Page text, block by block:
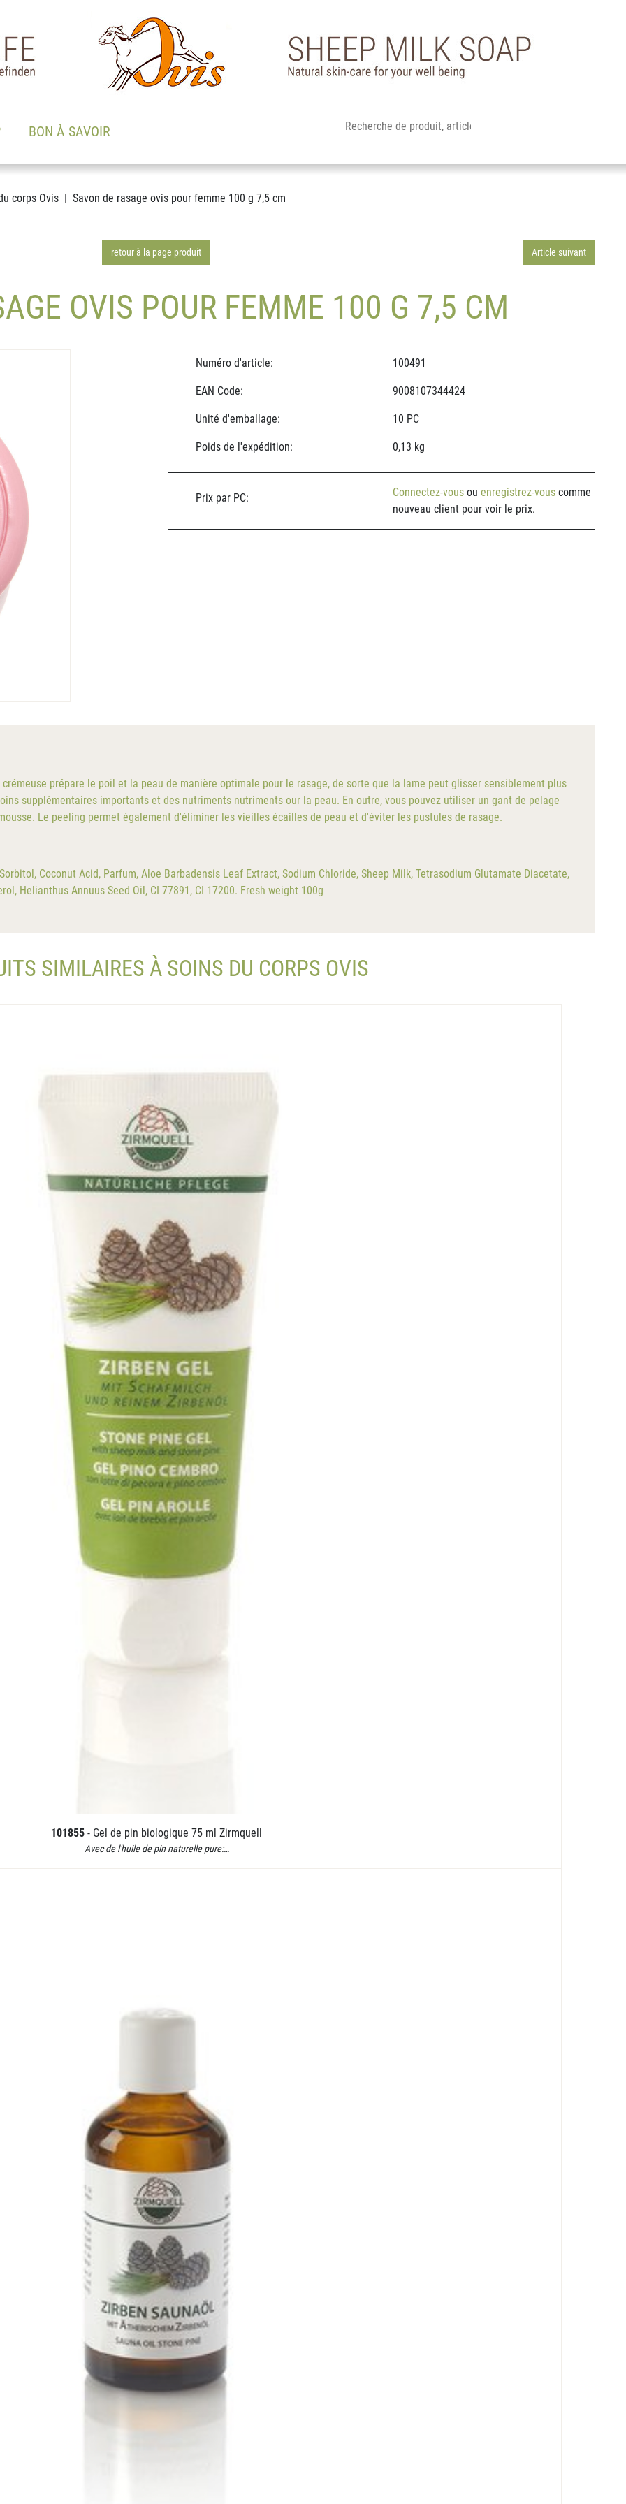
BON À SAVOIR
corps Ovis Savon de rasage ovis pour femme 100 g 7,5 cm
retour à la page produit Article suivant
OVIS POUR FEMME 100 G 7,5 CM
Numéro d'article: 100491
EAN Code: 9008107344424
Unité d'emballage: 10 PC
Poids de l'expédition: 0,13 kg
Prix par PC: Connectez-vousou enregistrez-vouscomme
nouveau client pour voir le prix.
prépare le poil et la peau de manière optimale pour le rasage, de sorte que la lame peut glisser sensiblement plus
supplémentaires importants et des nutriments nutriments our la peau. En outre, vous pouvez utiliser un gant de pelage
Le peeling permet également d'éliminer les vieilles écailles de peau et d'éviter les pustules de rasage.
Coconut Acid, Parfum, Aloe Barbadensis Leaf Extract, Sodium Chloride, Sheep Milk, Tetrasodium Glutamate Diacetate,
Helianthus Annuus Seed Oil, CI 77891, CI 17200. Fresh weight 100g
SIMILAIRES À SOINS DU CORPS OVIS
101855 - Gel de pin biologique 75 ml Zirmquell
Avec de l'huile de pin naturelle pure:…